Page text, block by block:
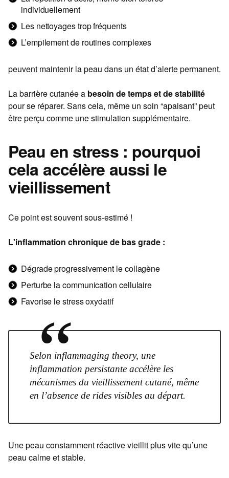
individuellement
Les nettoyages trop fréquents
L’empilement de routines complexes
peuvent maintenir la peau dans un état d’alerte permanent.
La barrière cutanée a besoin de temps et de stabilité
pour se réparer. Sans cela, même un soin “apaisant” peut
être perçu comme une stimulation supplémentaire.
Peau en stress : pourquoi
cela accélère aussi le
vieillissement
Ce point est souvent sous-estimé !
L'inflammation chronique de bas grade :
Dégrade progressivement le collagène
Perturbe la communication cellulaire
Favorise le stress oxydatif
“
Selon inflammaging theory, une
inflammation persistante accélère les
mécanismes du vieillissement cutané, même
en l’absence de rides visibles au départ.
Une peau constamment réactive vieillit plus vite qu’une
peau calme et stable.